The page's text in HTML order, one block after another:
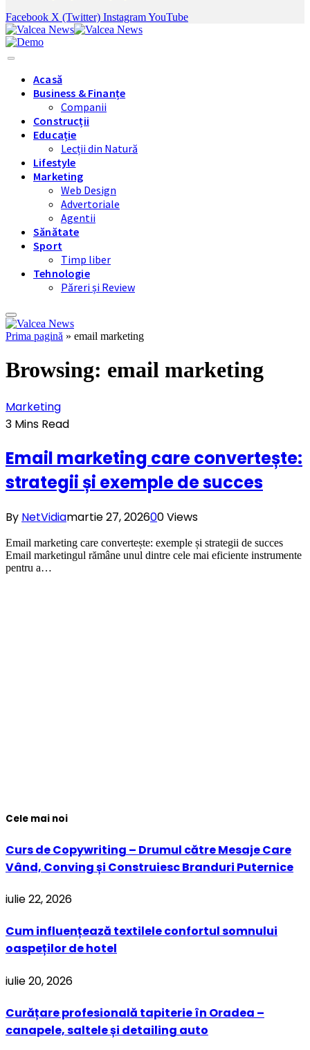
Facebook X (Twitter) InstagramYouTube
Acasă
Business & Finanțe
Companii
Construcții
Educație
Lecții din Natură
Lifestyle
Marketing
Web Design
Advertoriale
Agentii
Sănătate
Sport
Timp liber
Tehnologie
Păreri și Review
Prima pagină » email marketing
Browsing: email marketing
Marketing
3 Mins Read
Email marketing care convertește:
strategii și exemple de succes
By NetVidiamartie 27, 202600Views
Email marketing care convertește: exemple și strategii de succes
Email marketingul rămâne unul dintre cele mai eficiente instrumente
pentru a…
Cele mai noi
Curs de Copywriting – Drumul către Mesaje Care
Vând, Conving și Construiesc Branduri Puternice
iulie 22, 2026
Cum influențează textilele confortul somnului
oaspeților de hotel
iulie 20, 2026
Curățare profesională tapiterie în Oradea –
canapele, saltele și detailing auto